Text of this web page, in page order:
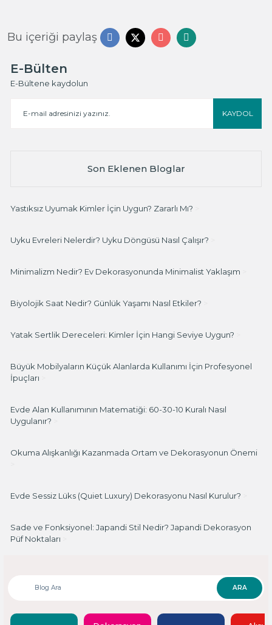
Bu içeriği paylaş
E-Bülten
E-Bültene kaydolun
KAYDOL
Son Eklenen Bloglar
Yastıksız Uyumak Kimler İçin Uygun? Zararlı Mı?
Uyku Evreleri Nelerdir? Uyku Döngüsü Nasıl Çalışır?
Minimalizm Nedir? Ev Dekorasyonunda Minimalist Yaklaşım
Biyolojik Saat Nedir? Günlük Yaşamı Nasıl Etkiler?
Yatak Sertlik Dereceleri: Kimler İçin Hangi Seviye Uygun?
Büyük Mobilyaların Küçük Alanlarda Kullanımı İçin Profesyonel
İpuçları
Evde Alan Kullanımının Matematiği: 60-30-10 Kuralı Nasıl
Uygulanır?
Okuma Alışkanlığı Kazanmada Ortam ve Dekorasyonun Önemi
Evde Sessiz Lüks (Quiet Luxury) Dekorasyonu Nasıl Kurulur?
Sade ve Fonksiyonel: Japandi Stil Nedir? Japandi Dekorasyon
Püf Noktaları
ARA